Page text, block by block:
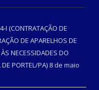
(CONTRATAÇÃO DE
DE APARELHOS DE
NECESSIDADES DO
PORTEL/PA) 8 de maio